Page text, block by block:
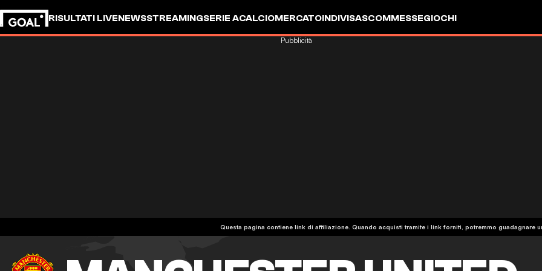
RISULTATI LIVENEWSSTREAMINGSERIE ACALCIOMERCATOINDIVISASCOMMESSEGIOCHI
Questa pagina contiene link di affiliazione. Quando acquisti tramite i link forniti, potremmo guadagnare
Pubblicità